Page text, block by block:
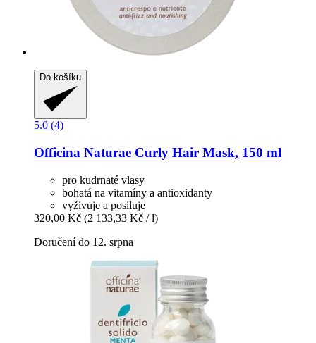
Do košíku
5.0 (4)
Officina Naturae Curly Hair Mask, 150 ml
pro kudrnaté vlasy
bohatá na vitamíny a antioxidanty
vyživuje a posiluje
320,00 Kč (2 133,33 Kč / l)
Doručení do 12. srpna